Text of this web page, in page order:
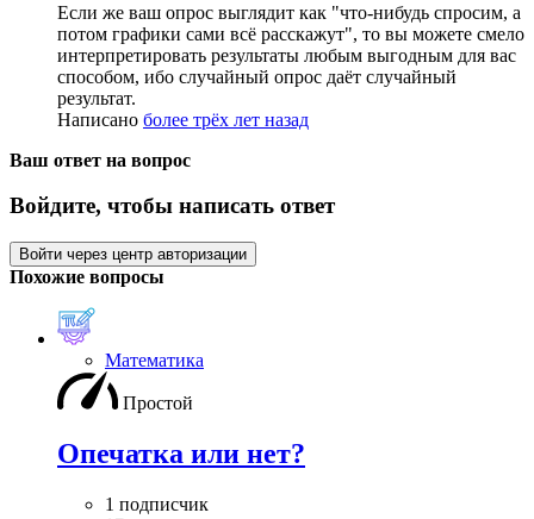
Если же ваш опрос выглядит как "что-нибудь спросим, а
потом графики сами всё расскажут", то вы можете смело
интерпретировать результаты любым выгодным для вас
способом, ибо случайный опрос даёт случайный
результат.
Написано более трёх лет назад
Ваш ответ на вопрос
Войдите, чтобы написать ответ
Войти через центр авторизации
Похожие вопросы
Математика
Простой
Опечатка или нет?
1 подписчик